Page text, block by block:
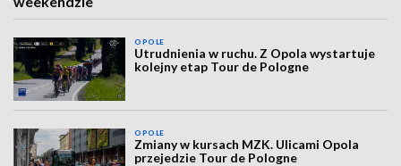
OPOLE
Utrudnienia w ruchu. Z Opola wystartuje
kolejny etap Tour de Pologne
OPOLE
Zmiany w kursach MZK. Ulicami Opola
przejedzie Tour de Pologne